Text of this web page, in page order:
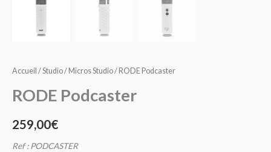
Accueil /Studio/ Micros Studio/ RODE Podcaster
RODE Podcaster
259,00€
Ref : PODCASTER